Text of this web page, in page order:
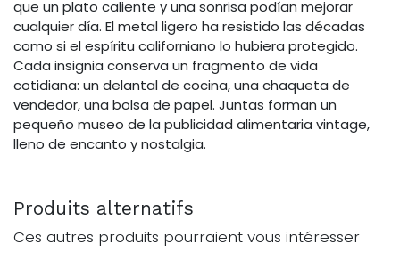
que un plato caliente y una sonrisa podían mejorar
cualquier día. El metal ligero ha resistido las décadas
como si el espíritu californiano lo hubiera protegido.
Cada insignia conserva un fragmento de vida
cotidiana: un delantal de cocina, una chaqueta de
vendedor, una bolsa de papel. Juntas forman un
pequeño museo de la publicidad alimentaria vintage,
lleno de encanto y nostalgia.
Produits alternatifs
Ces autres produits pourraient vous intéresser